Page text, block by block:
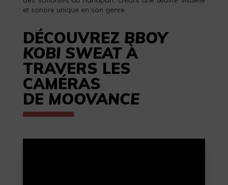
et sonore unique en son genre.
DÉCOUVREZ BBOY
KOBI SWEATÀ
TRAVERS LES
CAMÉRAS
DE MOOVANCE